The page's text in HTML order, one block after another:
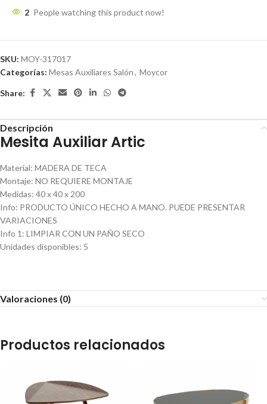
2 People watching this product now!
SKU: MOY-317017
Categorías: Mesas Auxiliares Salón, Moycor
Share:
Descripción
Mesita Auxiliar Artic
Material: MADERA DE TECA
Montaje: NO REQUIERE MONTAJE
Medidas: 40 x 40 x 200
Info: PRODUCTO ÚNICO HECHO A MANO. PUEDE PRESENTAR
VARIACIONES
Info 1 : LIMPIAR CON UN PAÑO SECO
Unidades disponibles: 5
Valoraciones (0)
Productos relacionados